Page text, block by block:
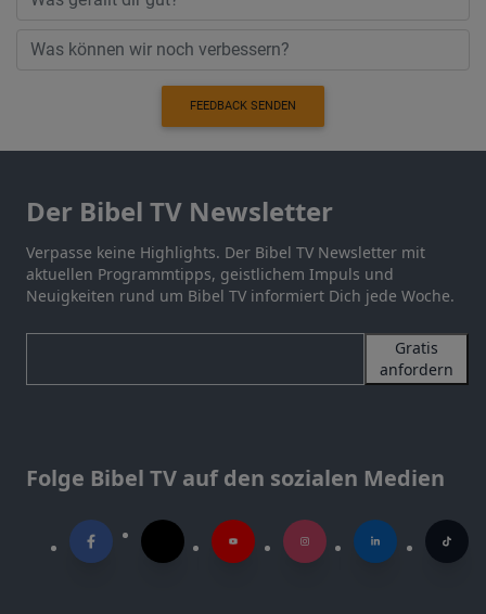
FEEDBACK SENDEN
Der Bibel TV Newsletter
Verpasse keine Highlights. Der Bibel TV Newsletter mit
aktuellen Programmtipps, geistlichem Impuls und
Neuigkeiten rund um Bibel TV informiert Dich jede Woche.
Gratis
anfordern
Folge Bibel TV auf den sozialen Medien